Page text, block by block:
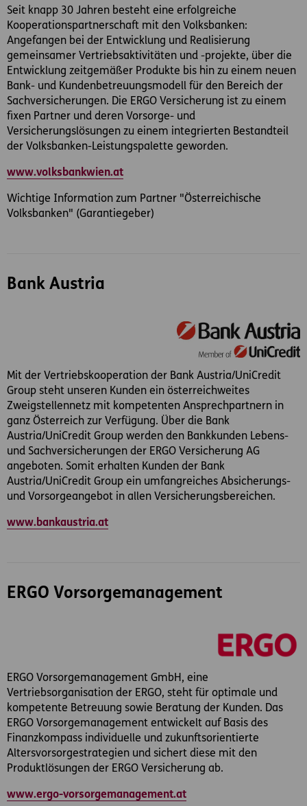
Seit knapp 30 Jahren besteht eine erfolgreiche
Kooperationspartnerschaft mit den Volksbanken:
Angefangen bei der Entwicklung und Realisierung
gemeinsamer Vertriebsaktivitäten und -projekte, über die
Entwicklung zeitgemäßer Produkte bis hin zu einem neuen
Bank- und Kundenbetreuungsmodell für den Bereich der
Sachversicherungen. Die ERGO Versicherung ist zu einem
fixen Partner und deren Vorsorge- und
Versicherungslösungen zu einem integrierten Bestandteil
der Volksbanken-Leistungspalette geworden.
www.volksbankwien.at
Wichtige Information zum Partner "Österreichische
Volksbanken" (Garantiegeber)
Bank Austria
Mit der Vertriebskooperation der Bank Austria/UniCredit
Group steht unseren Kunden ein österreichweites
Zweigstellennetz mit kompetenten Ansprechpartnern in
ganz Österreich zur Verfügung. Über die Bank
Austria/UniCredit Group werden den Bankkunden Lebens-
und Sachversicherungen der ERGO Versicherung AG
angeboten. Somit erhalten Kunden der Bank
Austria/UniCredit Group ein umfangreiches Absicherungs-
und Vorsorgeangebot in allen Versicherungsbereichen.
www.bankaustria.at
ERGO Vorsorgemanagement
ERGO Vorsorgemanagement GmbH, eine
Vertriebsorganisation der ERGO, steht für optimale und
kompetente Betreuung sowie Beratung der Kunden. Das
ERGO Vorsorgemanagement entwickelt auf Basis des
Finanzkompass individuelle und zukunftsorientierte
Altersvorsorgestrategien und sichert diese mit den
Produktlösungen der ERGO Versicherung ab.
www.ergo-vorsorgemanagement.at